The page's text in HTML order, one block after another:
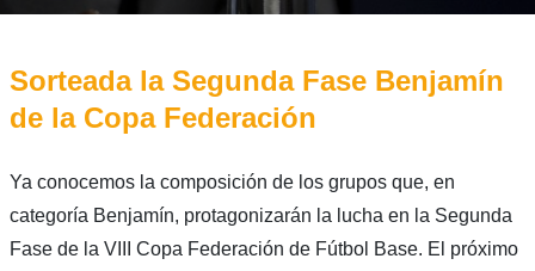
Sorteada la Segunda Fase Benjamín
de la Copa Federación
Ya conocemos la composición de los grupos que, en
categoría Benjamín, protagonizarán la lucha en la Segunda
Fase de la VIII Copa Federación de Fútbol Base. El próximo